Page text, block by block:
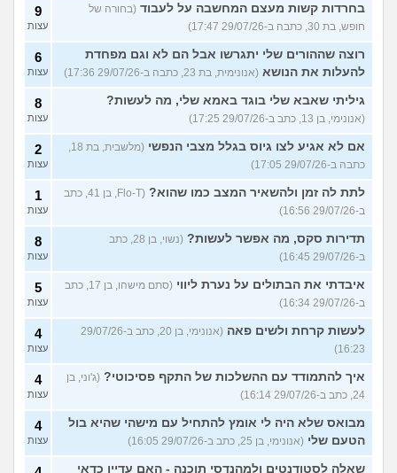
בחרדות קשות מעצם המחשבה על לעבוד (בחורה של
חופש, בת 30, כתבה ב-29/07/26 17:47)
9
עצות
רוצה שההורים שלי יתגרשו אבל הם לא וגם מפחדת
להעלות את הנושא (אנונימית, בת 23, כתבה ב-29/07/26 17:36)
6
עצות
גיליתי שאבא שלי בוגד באמא שלי, מה לעשות?
(אנונימי, בן 13, כתב ב-29/07/26 17:25)
8
עצות
אם לא אגיע לצו גיוס בגלל מצבי הנפשי
כתבה ב-29/07/26 17:05)
2
עצות
לתת לה זמן ולהשאיר המצב כמו שהוא?
(Flo-T, בן 41, כתב
ב-29/07/26 16:56)
1
עצות
תדירות סקס, מה אפשר לעשות?
(נשוי, בן 28, כתב
ב-29/07/26 16:45)
8
עצות
איבדתי את הבתולים על נערת ליווי
(סתם מישהו, בן 17, כתב
ב-29/07/26 16:34)
5
עצות
לעשות קרחת ולשים פאה
(אנונימי, בן 20, כתב ב-29/07/26
16:23)
4
עצות
איך להתמודד עם ההשלכות של התקף פסיכוטי? (ג'וני, בן
24, כתב ב-29/07/26 16:14)
4
עצות
מבואס שלא היה לי אומץ להתחיל עם מישהי שהיא בול
הטעם שלי (אנונימי, בן 25, כתב ב-29/07/26 16:05)
4
עצות
שאלה לסטודנטים ולמהנדסי תוכנה - האם עדיין כדאי